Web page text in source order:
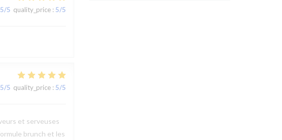
5/5 quality_price: 5/5
5/5 quality_price: 5/5
et serveuses
brunch et les